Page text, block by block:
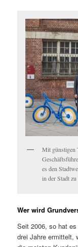
Mit günstigen
es den
in der Stadt zu
Wer wird
Seit 2006, so hat es
drei Jahre ermittelt,